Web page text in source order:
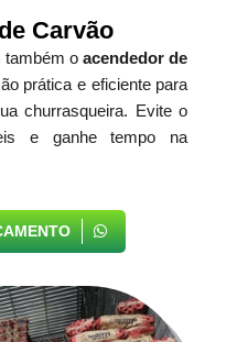
Carvão
também oacendedor de
prática e eficiente para
churrasqueira. Evite o
e ganhe tempo na